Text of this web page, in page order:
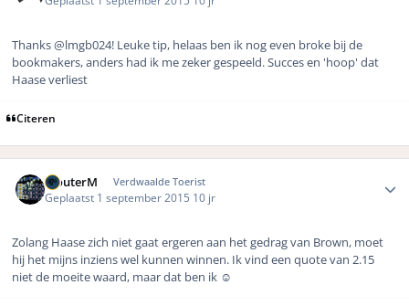
Thanks @lmgb024! Leuke tip, helaas ben ik nog even broke bij de
bookmakers, anders had ik me zeker gespeeld. Succes en 'hoop' dat
Haase verliest
Citeren
WouterM Verdwaalde Toerist
Geplaatst 1 september 2015 10 jr
Zolang Haase zich niet gaat ergeren aan het gedrag van Brown, moet
hij het mijns inziens wel kunnen winnen. Ik vind een quote van 2.15
niet de moeite waard, maar dat ben ik ☺️